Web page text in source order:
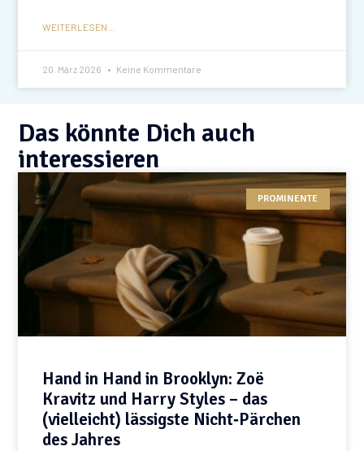
WEITERLESEN...
20. März 2026 Keine Kommentare
Das könnte Dich auch
interessieren
PROMINENTE
Hand in Hand in Brooklyn: Zoë
Kravitz und Harry Styles – das
(vielleicht) lässigste Nicht‑Pärchen
des Jahres